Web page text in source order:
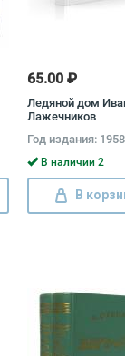
65.00 ₽
Ледяной дом
Лажечников
Год издания: 1958
В наличии 2
В